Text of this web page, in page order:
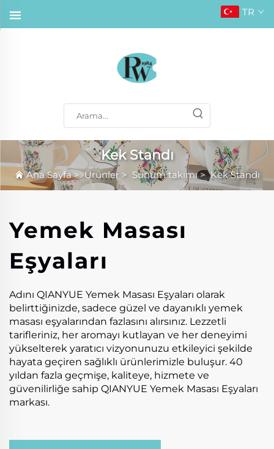
TR
Kek Standı
Ana Sayfa>Ürünler> Sunum takımı>Kek Standı
Yemek Masası
Eşyaları
Adını QIANYUE Yemek Masası Eşyaları olarak
belirttiğinizde, sadece güzel ve dayanıklı yemek
masası eşyalarından fazlasını alırsınız. Lezzetli
tarifleriniz, her aromayı kutlayan ve her deneyimi
yükselterek yaratıcı vizyonunuzu etkileyici şekilde
hayata geçiren sağlıklı ürünlerimizle buluşur. 40
yıldan fazla geçmişe, kaliteye, hizmete ve
güvenilirliğe sahip QIANYUE Yemek Masası Eşyaları
markası.